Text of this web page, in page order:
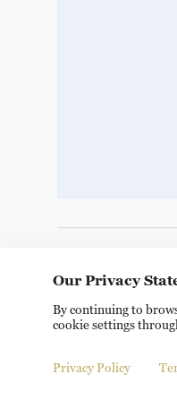
Copyright © 2024
Our Privacy
By continuing to
cookie settings
Privacy Policy